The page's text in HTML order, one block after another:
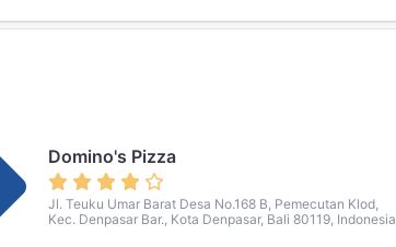
Domino's Pizza
Jl. Teuku Umar Barat Desa No.168 B, Pemecutan Klod,
Kec. Denpasar Bar., Kota Denpasar, Bali 80119, Indonesia